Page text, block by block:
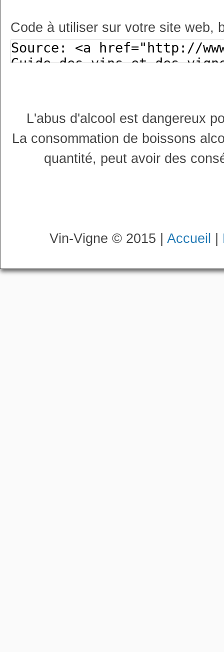
Code à utiliser sur votre site web,
L'abus d'alcool est dangereux
La consommation de boissons
quantité, peut avoir des
Vin-Vigne © 2015 | Accueil